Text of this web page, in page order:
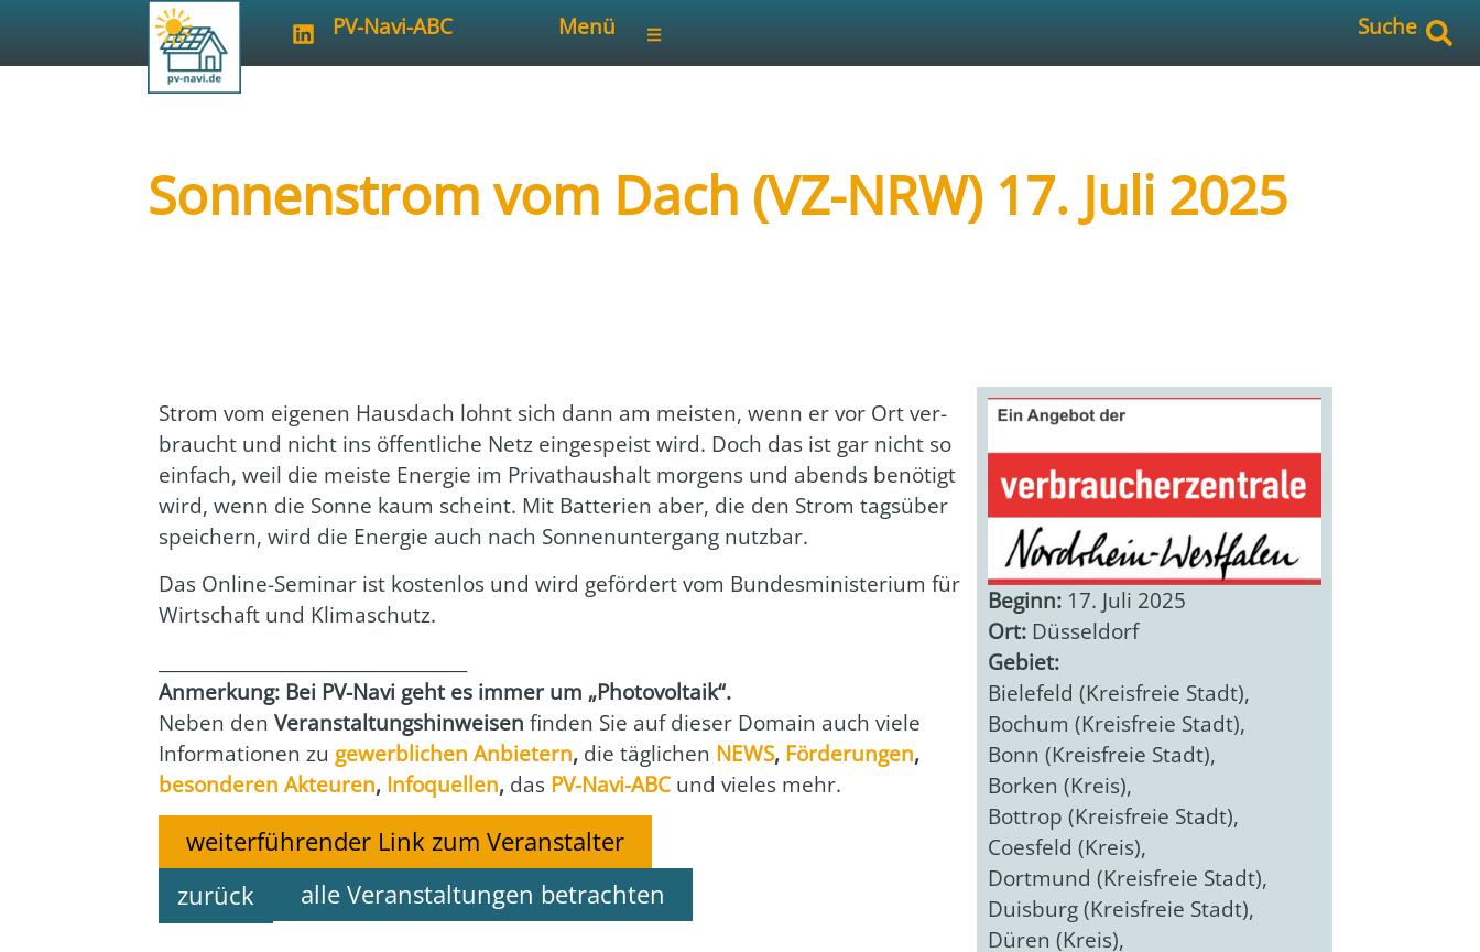
PV-Navi-ABC Menü Suche
Sonnenstrom vom Dach (VZ-NRW) 17. Juli 2025
Strom vom eige­nen Haus­dach lohnt sich dann am meis­ten, wenn er vor Ort ver­
braucht und nicht ins öffent­li­che Netz ein­ge­speist wird. Doch das ist gar nicht so
ein­fach, weil die meis­te Ener­gie im Pri­vat­haus­halt mor­gens und abends benö­tigt
wird, wenn die Son­ne kaum scheint. Mit Bat­te­rien aber, die den Strom tags­über
spei­chern, wird die Ener­gie auch nach Son­nen­un­ter­gang nutz­bar.
Das Online-Semi­nar ist kos­ten­los und wird geför­dert vom Bun­des­mi­nis­te­ri­um für
Wirt­schaft und Kli­ma­schutz.
Anmer­kung: Bei PV-Navi geht es immer um „Pho­to­vol­ta­ik“.
Neben denVer­an­stal­tungs­hin­wei­sen fin­den Sie auf die­ser Domain auch vie­le
Infor­ma­tio­nen zu gewerb­li­chen Anbie­tern, die täg­li­chen NEWS, För­de­run­gen,
beson­de­ren Akteu­ren, Info­quel­len, das PV-Navi-ABCund vie­les mehr.
weiterführender Link zum Veranstalter
zurück
alle Veranstaltungen betrachten
Beginn: 17. Juli 2025
Ort: Düsseldorf
Gebiet:
Bielefeld (Kreisfreie Stadt),
Bochum (Kreisfreie Stadt),
Bonn (Kreisfreie Stadt),
Borken (Kreis),
Bottrop (Kreisfreie Stadt),
Coesfeld (Kreis),
Dortmund (Kreisfreie Stadt),
Duisburg (Kreisfreie Stadt),
Düren (Kreis),